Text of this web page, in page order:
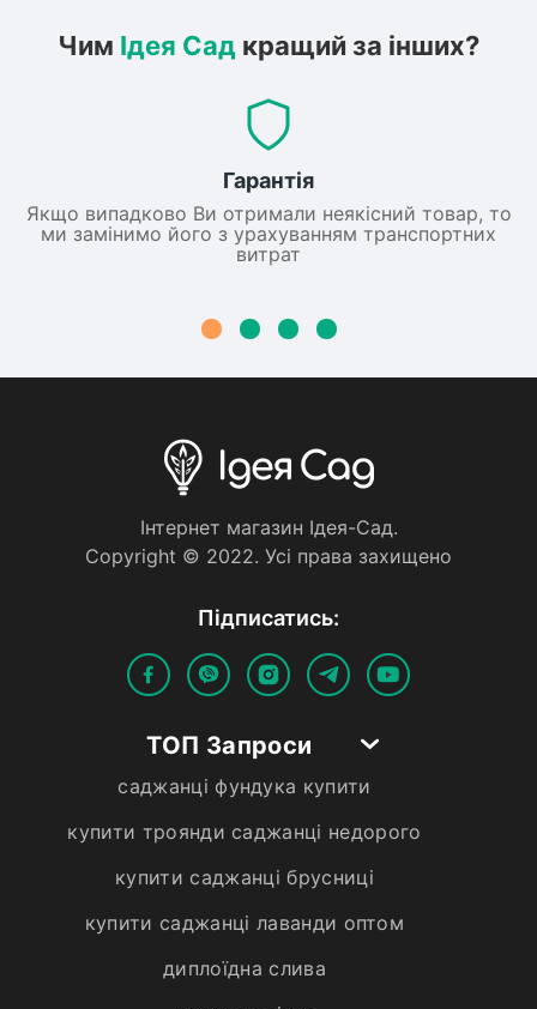
Чим Ідея Сад кращий за інших?
Гарантія
Якщо випадково Ви отримали неякісний товар, то
ми замінимо його з урахуванням транспортних
витрат
Iнтернет магазин Iдея-Сад.
Copyright © 2022. Усi права захищено
Пiдписатись:
ТОП Запроси
саджанці фундука купити
купити троянди саджанці недорого
купити саджанці брусниці
купити саджанці лаванди оптом
диплоїдна слива